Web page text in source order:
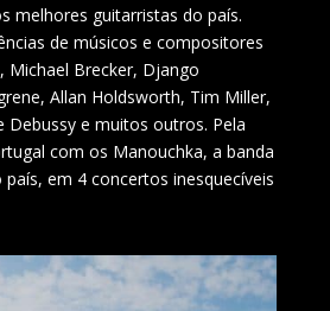
melhores guitarristas do país.
de músicos e compositores
Michael Brecker, Django
Allan Holdsworth, Tim Miller,
Debussy e muitos outros. Pela
com os Manouchka, a banda
em 4 concertos inesquecíveis